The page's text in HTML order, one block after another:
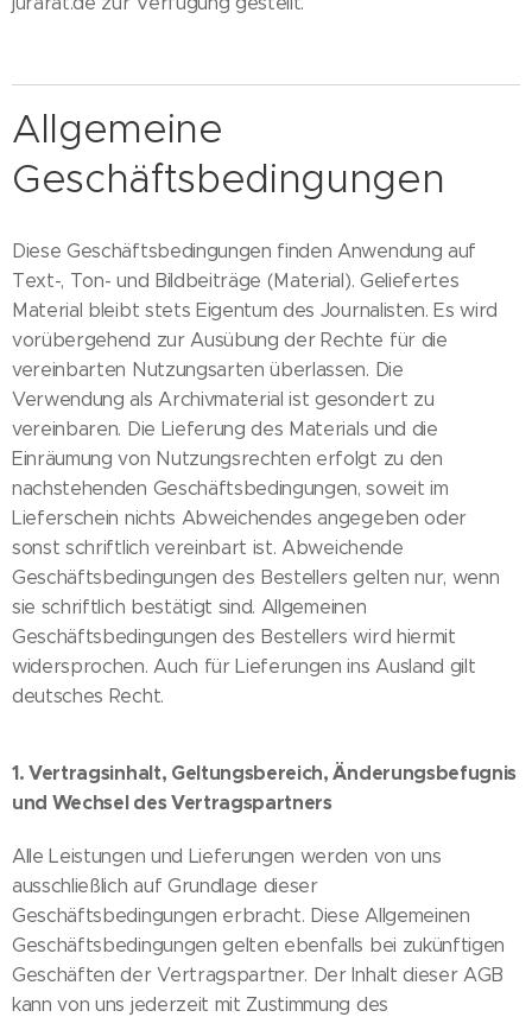
Allgemeine
Geschäftsbedingungen
Diese Geschäftsbedingungen finden Anwendung auf
Text-, Ton- und Bildbeiträge (Material). Geliefertes
Material bleibt stets Eigentum des Journalisten. Es wird
vorübergehend zur Ausübung der Rechte für die
vereinbarten Nutzungsarten überlassen. Die
Verwendung als Archivmaterial ist gesondert zu
vereinbaren. Die Lieferung des Materials und die
Einräumung von Nutzungsrechten erfolgt zu den
nachstehenden Geschäftsbedingungen, soweit im
Lieferschein nichts Abweichendes angegeben oder
sonst schriftlich vereinbart ist. Abweichende
Geschäftsbedingungen des Bestellers gelten nur, wenn
sie schriftlich bestätigt sind. Allgemeinen
Geschäftsbedingungen des Bestellers wird hiermit
widersprochen. Auch für Lieferungen ins Ausland gilt
deutsches Recht.
1. Vertragsinhalt, Geltungsbereich, Änderungsbefugnis
und Wechsel des Vertragspartners
Alle Leistungen und Lieferungen werden von uns
ausschließlich auf Grundlage dieser
Geschäftsbedingungen erbracht. Diese Allgemeinen
Geschäftsbedingungen gelten ebenfalls bei zukünftigen
Geschäften der Vertragspartner. Der Inhalt dieser AGB
kann von uns jederzeit mit Zustimmung des